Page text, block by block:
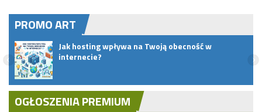
PROMO ART
Jak hosting wpływa na Twoją obecność w
internecie?
OGŁOSZENIA PREMIUM